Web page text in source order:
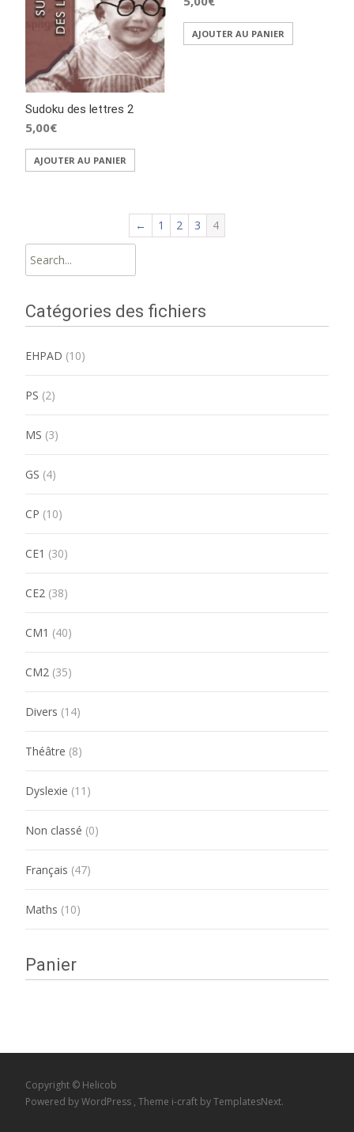
Sudoku des lettres 2
5,00€
AJOUTER AU PANIER
AJOUTER AU PANIER
← 1 2 3
4
Search
for:
Catégories des fichiers
EHPAD (10)
PS (2)
MS (3)
GS (4)
CP (10)
CE1 (30)
CE2 (38)
CM1 (40)
CM2 (35)
Divers (14)
Théâtre (8)
Dyslexie (11)
Non classé (0)
Français (47)
Maths (10)
Panier
Copyright © Helicob
Powered by WordPress , Theme i-craft by TemplatesNext.